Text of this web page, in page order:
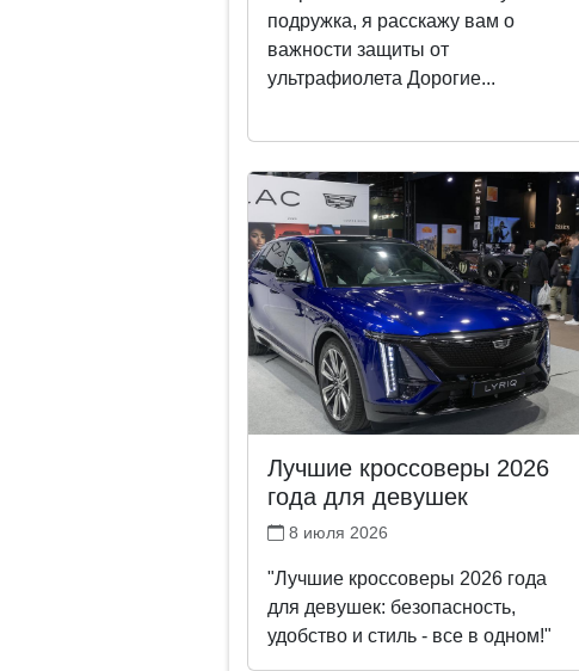
подружка, я расскажу вам о
важности защиты от
ультрафиолета Дорогие...
Лучшие кроссоверы 2026
года для девушек
8 июля 2026
"Лучшие кроссоверы 2026 года
для девушек: безопасность,
удобство и стиль - все в одном!"